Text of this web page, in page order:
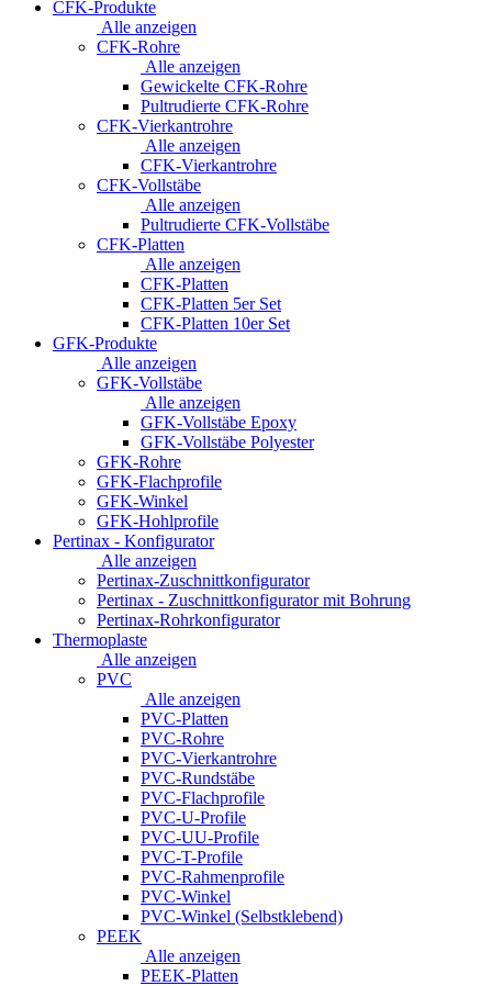
CFK-Produkte
Alle anzeigen
CFK-Rohre
Alle anzeigen
Gewickelte CFK-Rohre
Pultrudierte CFK-Rohre
CFK-Vierkantrohre
Alle anzeigen
CFK-Vierkantrohre
CFK-Vollstäbe
Alle anzeigen
Pultrudierte CFK-Vollstäbe
CFK-Platten
Alle anzeigen
CFK-Platten
CFK-Platten 5er Set
CFK-Platten 10er Set
GFK-Produkte
Alle anzeigen
GFK-Vollstäbe
Alle anzeigen
GFK-Vollstäbe Epoxy
GFK-Vollstäbe Polyester
GFK-Rohre
GFK-Flachprofile
GFK-Winkel
GFK-Hohlprofile
Pertinax - Konfigurator
Alle anzeigen
Pertinax-Zuschnittkonfigurator
Pertinax - Zuschnittkonfigurator mit Bohrung
Pertinax-Rohrkonfigurator
Thermoplaste
Alle anzeigen
PVC
Alle anzeigen
PVC-Platten
PVC-Rohre
PVC-Vierkantrohre
PVC-Rundstäbe
PVC-Flachprofile
PVC-U-Profile
PVC-UU-Profile
PVC-T-Profile
PVC-Rahmenprofile
PVC-Winkel
PVC-Winkel (Selbstklebend)
PEEK
Alle anzeigen
PEEK-Platten